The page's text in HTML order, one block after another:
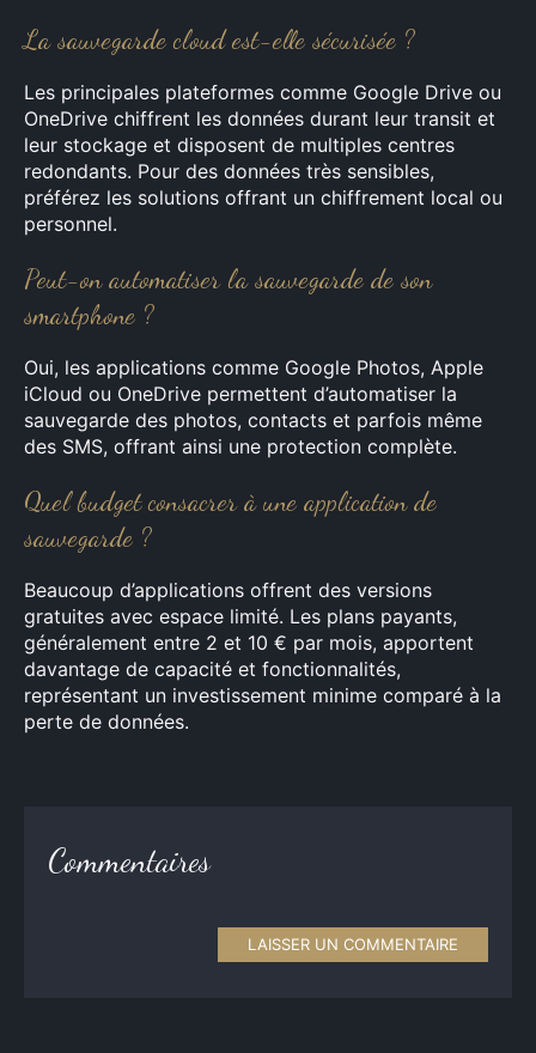
La sauvegarde cloud est-elle sécurisée ?
Les principales plateformes comme Google Drive ou
OneDrive chiffrent les données durant leur transit et
leur stockage et disposent de multiples centres
redondants. Pour des données très sensibles,
préférez les solutions offrant un chiffrement local ou
personnel.
Peut-on automatiser la sauvegarde de son
smartphone ?
Oui, les applications comme Google Photos, Apple
iCloud ou OneDrive permettent d’automatiser la
sauvegarde des photos, contacts et parfois même
des SMS, offrant ainsi une protection complète.
Quel budget consacrer à une application de
sauvegarde ?
Beaucoup d’applications offrent des versions
gratuites avec espace limité. Les plans payants,
généralement entre 2 et 10 € par mois, apportent
davantage de capacité et fonctionnalités,
représentant un investissement minime comparé à la
perte de données.
Commentaires
LAISSER UN COMMENTAIRE